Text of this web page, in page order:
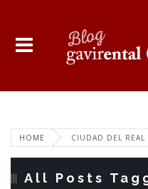
HOME CIUDAD DEL REAL
All Posts